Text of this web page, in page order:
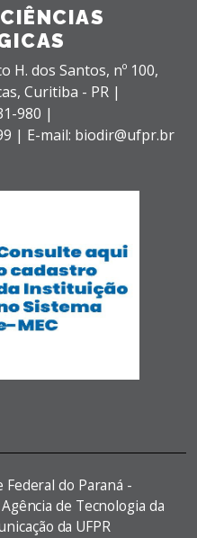
H. dos Santos, nº 100,
Curitiba - PR |
980 |
| E-mail: biodir@ufpr.br
do Paraná -
de Tecnologia da
da UFPR